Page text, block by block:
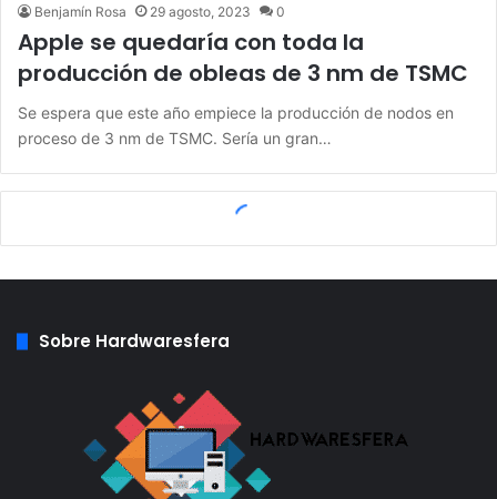
Benjamín Rosa 29 agosto, 2023 0
Apple se quedaría con toda la
producción de obleas de 3 nm de TSMC
Se espera que este año empiece la producción de nodos en
proceso de 3 nm de TSMC. Sería un gran…
Sobre Hardwaresfera